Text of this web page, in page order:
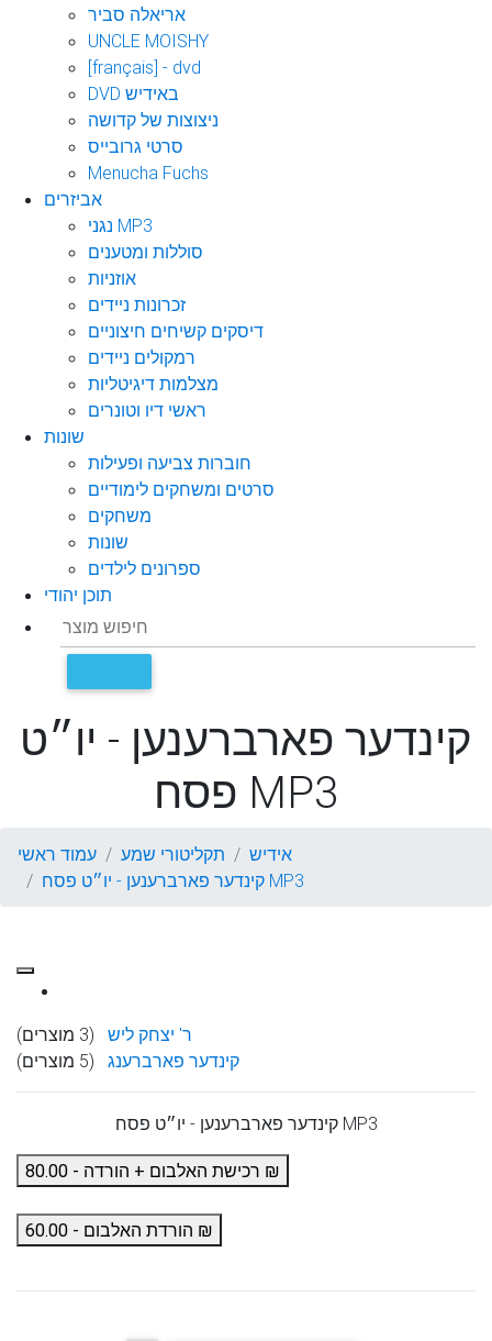
אריאלה סביר
UNCLE MOISHY
[français] - dvd
DVD באידיש
ניצוצות של קדושה
סרטי גרובייס
Menucha Fuchs
אביזרים
נגני MP3
סוללות ומטענים
אוזניות
זכרונות ניידים
דיסקים קשיחים חיצוניים
רמקולים ניידים
מצלמות דיגיטליות
ראשי דיו וטונרים
שונות
חוברות צביעה ופעילות
סרטים ומשחקים לימודיים
משחקים
שונות
ספרונים לילדים
תוכן יהודי
קינדער פארברענען - יו״ט
פסח MP3
עמוד ראשי תקליטורי שמע
אידיש
קינדער פארברענען - יו״ט פסח MP3
ר' יצחק ליש (3 מוצרים)
קינדער פארברענג (5 מוצרים)
קינדער פארברענען - יו״ט פסח MP3
רכישת האלבום + הורדה - 80.00 ₪
הורדת האלבום - 60.00 ₪